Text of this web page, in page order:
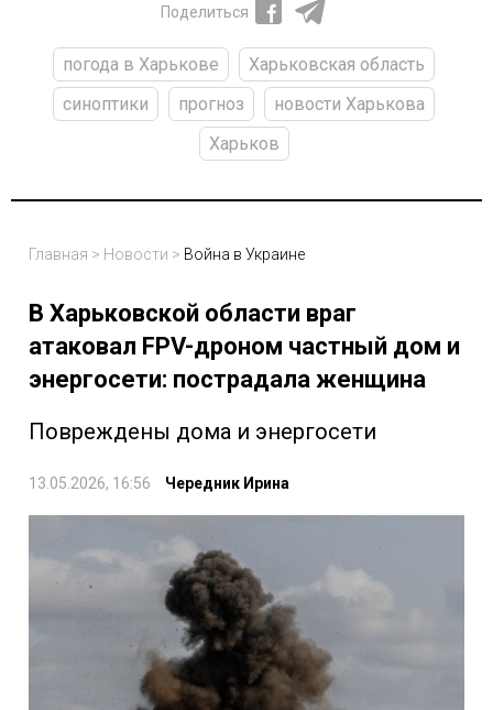
Поделиться
погода в Харькове
Харьковская область
синоптики
прогноз
новости Харькова
Харьков
Главная > Новости > Война в Украине
В Харьковской области враг
атаковал FPV-дроном частный дом и
энергосети: пострадала женщина
Повреждены дома и энергосети
13.05.2026, 16:56 Чередник Ирина